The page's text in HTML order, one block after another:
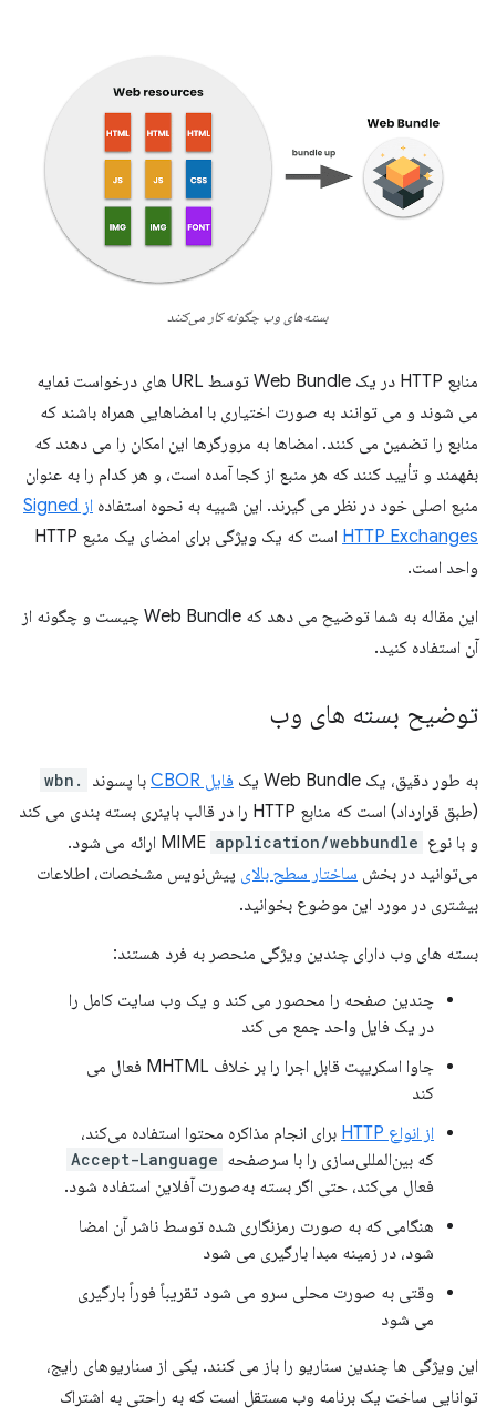
بسته‌های وب چگونه کار می‌کنند
منابع HTTP در یک Web Bundle توسط URL های درخواست نمایه
می شوند و می توانند به صورت اختیاری با امضاهایی همراه باشند که
منابع را تضمین می کنند. امضاها به مرورگرها این امکان را می دهند که
بفهمند و تأیید کنند که هر منبع از کجا آمده است، و هر کدام را به عنوان
منبع اصلی خود در نظر می گیرند. این شبیه به نحوه استفاده
از Signed
HTTP Exchanges
است که یک ویژگی برای امضای یک منبع HTTP
واحد است.
این مقاله به شما توضیح می دهد که Web Bundle چیست و چگونه از
آن استفاده کنید.
توضیح بسته های وب
به طور دقیق، یک Web Bundle یک فایل CBOR با پسوند .wbn
(طبق قرارداد) است که منابع HTTP را در قالب باینری بسته بندی می کند
و با نوع MIME application/webbundle
ارائه می شود.
می‌توانید در بخش ساختار سطح بالای پیش‌نویس مشخصات، اطلاعات
بیشتری در مورد این موضوع بخوانید.
بسته های وب دارای چندین ویژگی منحصر به فرد هستند:
چندین صفحه را محصور می کند و یک وب سایت کامل را
در یک فایل واحد جمع می کند
جاوا اسکریپت قابل اجرا را بر خلاف MHTML فعال می
کند
از انواع HTTP
برای انجام مذاکره محتوا استفاده می‌کند،
که بین‌المللی‌سازی را با سرصفحه Accept-Language
فعال می‌کند، حتی اگر بسته به‌صورت آفلاین استفاده شود.
هنگامی که به صورت رمزنگاری شده توسط ناشر آن امضا
شود، در زمینه مبدا بارگیری می شود
وقتی به صورت محلی سرو می شود تقریباً فوراً بارگیری
می شود
این ویژگی ها چندین سناریو را باز می کنند. یکی از سناریوهای رایج،
توانایی ساخت یک برنامه وب مستقل است که به راحتی به اشتراک